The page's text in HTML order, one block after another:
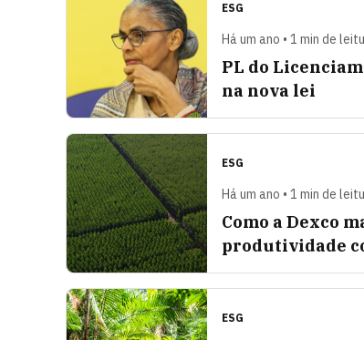
ESG
Há um ano • 1 min de
PL do
na nova lei
ESG
Há um ano • 1 min de
Como a Dexco
produtividade
ESG